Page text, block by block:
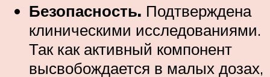
Безопасность. Подтверждена
клиническими исследованиями.
Так как активный компонент
высвобождается в малых дозах,